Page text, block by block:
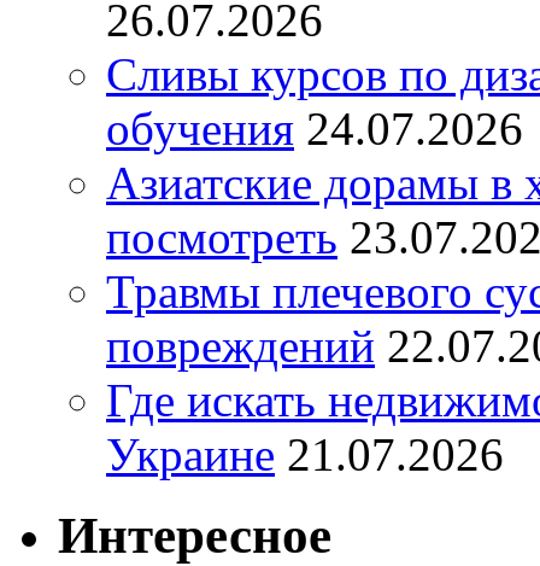
26.07.2026
Сливы курсов по
обучения 24.07.2026
Азиатские дорамы в
посмотреть
Травмы плечевого
повреждений
Где искать
Украине 21.07.2026
Интересное